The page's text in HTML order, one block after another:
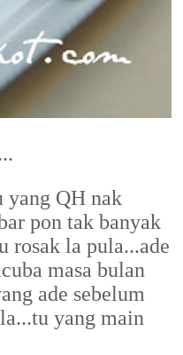
yang QH nak
pon tak banyak
rosak la pula...ade
masa bulan
ade sebelum
yang main